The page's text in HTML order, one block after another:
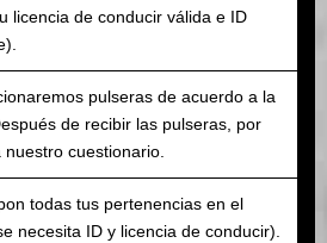
licencia de conducir válida e ID
pulseras de acuerdo a la
de recibir las pulseras, por
nuestro cuestionario.
todas tus pertenencias en el
necesita ID y licencia de conducir).